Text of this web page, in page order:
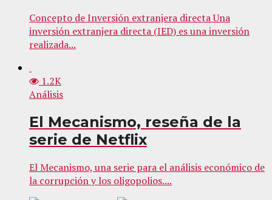
Concepto de Inversión extranjera directa Una
inversión extranjera directa (IED) es una inversión
realizada...
1.2K
Análisis
El Mecanismo, reseña de la
serie de Netflix
El Mecanismo, una serie para el análisis económico de
la corrupción y los oligopolios....